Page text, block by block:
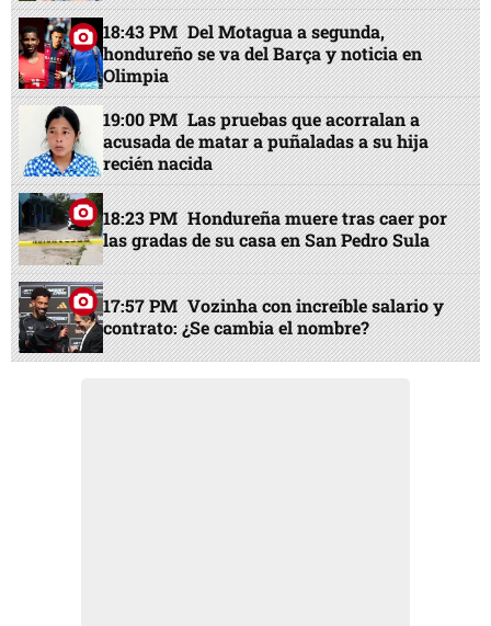
18:43 PM Del Motagua a segunda,
hondureño se va del Barça y noticia en
Olimpia
19:00 PM Las pruebas que acorralan a
acusada de matar a puñaladas a su hija
recién nacida
18:23 PM Hondureña muere tras caer por
las gradas de su casa en San Pedro Sula
17:57 PM Vozinha con increíble salario y
contrato: ¿Se cambia el nombre?